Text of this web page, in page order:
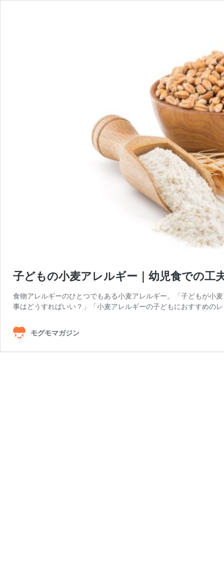
子どもの小麦アレルギー｜幼児食での工
食物アレルギーのひとつでもある小麦アレルギー。「子どもが小
事はどうすればいい？」「小麦アレルギーの子どもにおすすめの
モグモマガジン